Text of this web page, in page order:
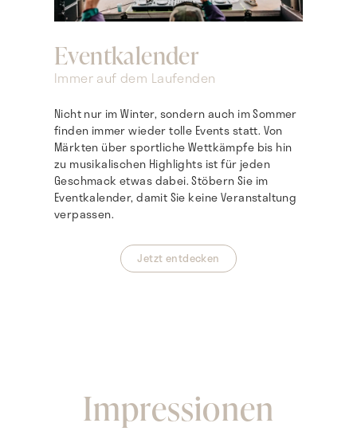
Eventkalender
Immer auf dem Laufenden
Nicht nur im Winter, sondern auch im Sommer
finden immer wieder tolle Events statt. Von
Märkten über sportliche Wettkämpfe bis hin
zu musikalischen Highlights ist für jeden
Geschmack etwas dabei. Stöbern Sie im
Eventkalender, damit Sie keine Veranstaltung
verpassen.
Jetzt entdecken
Impressionen